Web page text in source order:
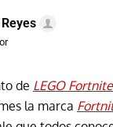
de LEGO Fortnite
la marca